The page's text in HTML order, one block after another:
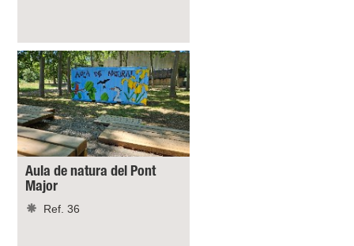
Aula de natura del Pont
Major
Ref. 36